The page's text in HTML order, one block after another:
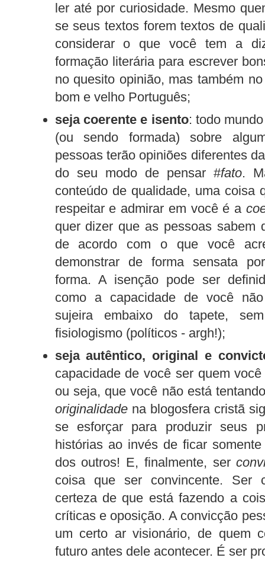
ler até por curiosidade. Mesmo
se seus textos forem textos de
considerar o que você tem a
formação literária para escrever
no quesito opinião, mas também
bom e velho Português;
seja coerente e isento: todo
(ou sendo formada) sobre
pessoas terão opiniões diferentes
do seu modo de pensar #fato.
conteúdo de qualidade, uma coisa
respeitar e admirar em você é a
quer dizer que as pessoas sabem
de acordo com o que você
demonstrar de forma sensata
forma. A isenção pode ser
como a capacidade de você
sujeira embaixo do tapete,
fisiologismo (políticos - argh!);
seja autêntico, original e
capacidade de você ser quem
ou seja, que você não está
originalidadena blogosfera cristã
se esforçar para produzir seus
histórias ao invés de ficar
dos outros! E, finalmente, ser
coisa que ser convincente. Ser
certeza de que está fazendo a
críticas e oposição. A convicção
um certo ar visionário, de quem
futuro antes dele acontecer. É ser